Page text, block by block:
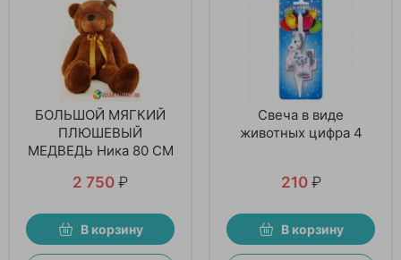
БОЛЬШОЙ МЯГКИЙ
ПЛЮШЕВЫЙ
МЕДВЕДЬ Ника 80 СМ
2 750 ₽
В корзину
Свеча в виде
животных цифра 4
210 ₽
В корзину